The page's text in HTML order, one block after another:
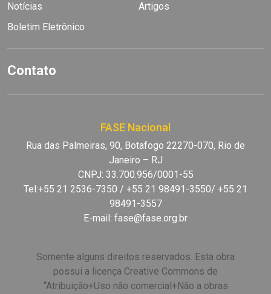
Notícias
Artigos
Boletim Eletrônico
Contato
FASE Nacional
Rua das Palmeiras, 90, Botafogo 22270-070, Rio de
Janeiro – RJ
CNPJ: 33.700.956/0001-55
Tel:+55 21 2536-7350 / +55 21 98491-3550/ +55 21
98491-3557
E-mail: fase@fase.org.br
Somente alguns direitos reservados. Esta obra
possui a licença Creative Commons de
“Atribuição+Uso não comercial+Não a obras